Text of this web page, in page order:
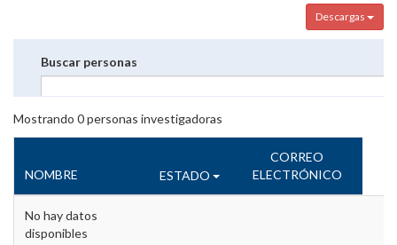
Descargas
Buscar personas
Mostrando 0personas investigadoras
NOMBRE ESTADO
CORREO
ELECTRÓNICO
No hay datos
disponibles